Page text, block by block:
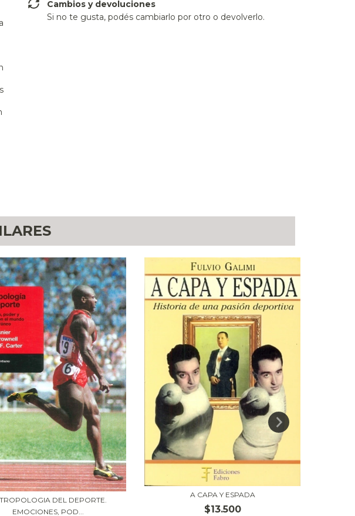
Cambios y devoluciones
Si no te gusta, podés cambiarlo por otro o devolverlo.
DEL DEPORTE.
EMOCIONES, POD...
A CAPA Y ESPADA
$13.500